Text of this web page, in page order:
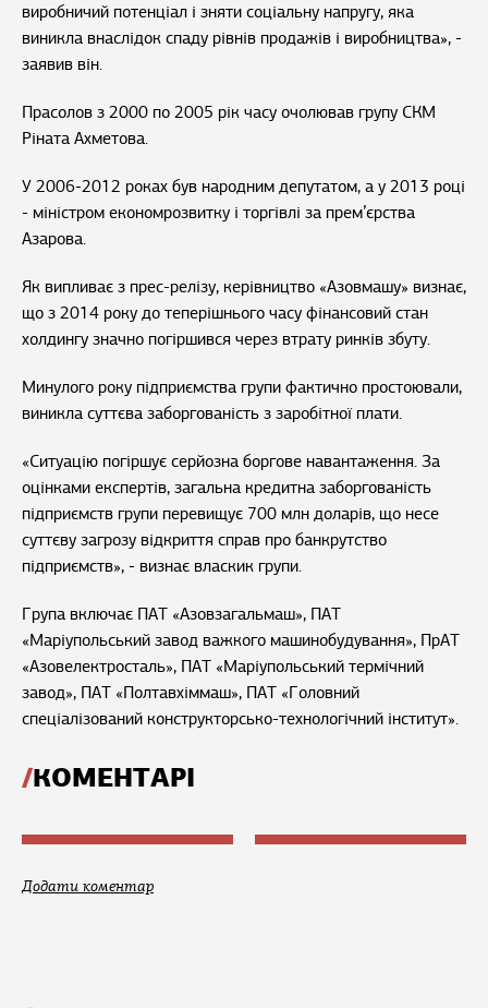
виробничий потенціал і зняти соціальну напругу, яка
виникла внаслідок спаду рівнів продажів і виробництва», -
заявив він.
Прасолов з 2000 по 2005 рік часу очолював групу СКМ
Ріната Ахметова.
У 2006-2012 роках був народним депутатом, а у 2013 році
- міністром економрозвитку і торгівлі за прем’єрства
Азарова.
Як випливає з прес-релізу, керівництво «Азовмашу» визнає,
що з 2014 року до теперішнього часу фінансовий стан
холдингу значно погіршився через втрату ринків збуту.
Минулого року підприємства групи фактично простоювали,
виникла суттєва заборгованість з заробітної плати.
«Ситуацію погіршує серйозна боргове навантаження. За
оцінками експертів, загальна кредитна заборгованість
підприємств групи перевищує 700 млн доларів, що несе
суттєву загрозу відкриття справ про банкрутство
підприємств», - визнає власкик групи.
Група включає ПАТ «Азовзагальмаш», ПАТ
«Маріупольський завод важкого машинобудування», ПрАТ
«Азовелектросталь», ПАТ «Маріупольський термічний
завод», ПАТ «Полтавхіммаш», ПАТ «Головний
спеціалізований конструкторсько-технологічний інститут».
КОМЕНТАРІ
Додати коментар